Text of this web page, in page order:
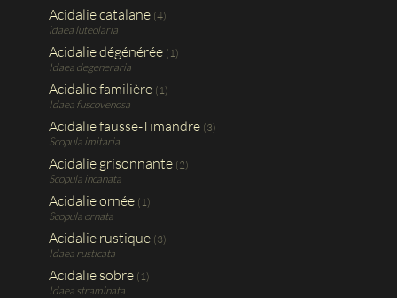
Acidalie catalane (4)
idaea luteolaria
Acidalie dégénérée (1)
Idaea degeneraria
Acidalie familière (1)
Idaea fuscovenosa
Acidalie fausse-Timandre (3)
Scopula imitaria
Acidalie grisonnante (2)
Scopula incanata
Acidalie ornée (1)
Scopula ornata
Acidalie rustique (3)
Idaea rusticata
Acidalie sobre (1)
Idaea straminata